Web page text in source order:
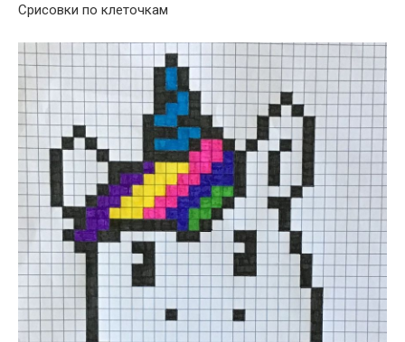
Срисовки по клеточкам